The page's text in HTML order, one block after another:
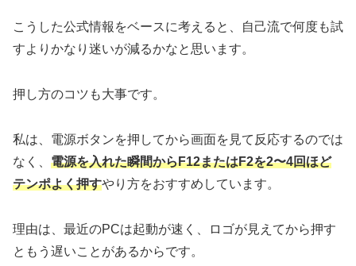
こうした公式情報をベースに考えると、自己流で何度も試
すよりかなり迷いが減るかなと思います。
押し方のコツも大事です。
私は、電源ボタンを押してから画面を見て反応するのでは
なく、 電源を入れた瞬間からF12またはF2を2〜4回ほど
テンポよく押すやり方をおすすめしています。
理由は、最近のPCは起動が速く、ロゴが見えてから押す
ともう遅いことがあるからです。